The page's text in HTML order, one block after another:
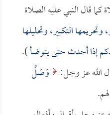
كما قال النبي عليه الصلاة
التكبير، وتحليلها
إذا أحدث حتى يتوضأ).
الله عز وجل:
وَصَلِّ